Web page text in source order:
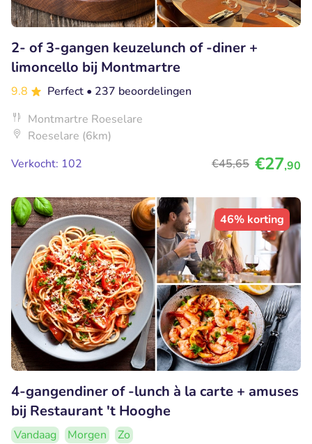
2- of 3-gangen keuzelunch of -diner +
limoncello bij Montmartre
9.8 Perfect • 237 beoordelingen
Montmartre Roeselare
Roeselare (6km)
Verkocht: 102
€45,65 €27,90
46% korting
4-gangendiner of -lunch à la carte + amuses
bij Restaurant 't Hooghe
Vandaag Morgen
Zo